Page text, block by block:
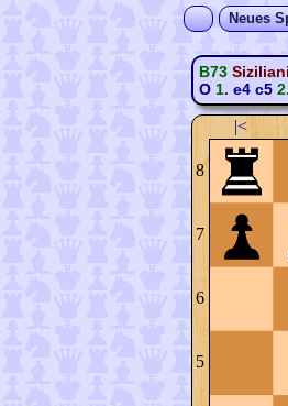
Neues
B73
O1. e4 c52.
|<
8
7
6
5